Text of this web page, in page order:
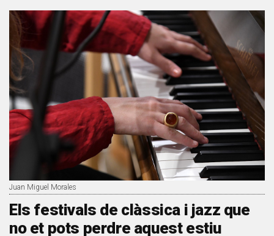
Juan Miguel Morales
Els festivals de clàssica i jazz que
no et pots perdre aquest estiu